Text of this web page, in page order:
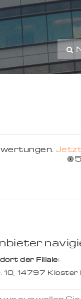
der Filiale:
14797 Kloster